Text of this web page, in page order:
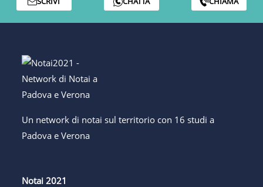
Un network di notai sul territorio con 16 studi a
Padova e Verona
Notai 2021